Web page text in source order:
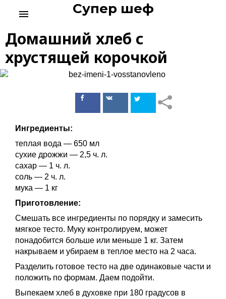
c
Супер шеф
menu
Домашний хлеб с
хрустящей корочкой
ПоделитьсяПоделиться
Ингредиенты:
теплая вода — 650 мл
сухие дрожжи — 2,5 ч. л.
сахар — 1 ч. л.
соль — 2 ч. л.
мука — 1 кг
Приготовление:
Смешать все ингредиенты по порядку и замесить
мягкое тесто. Муку контролируем, может
понадобится больше или меньше 1 кг. Затем
накрываем и убираем в теплое место на 2 часа.
Разделить готовое тесто на две одинаковые части и
положить по формам. Даем подойти.
Выпекаем хлеб в духовке при 180 градусов в